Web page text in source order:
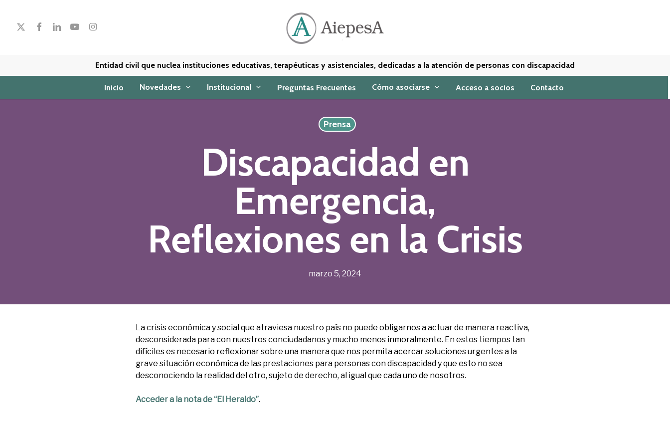
main
Entidad civil que nuclea instituciones educativas, terapéuticas y asistenciales, dedicadas a la atención de personas con discapacidad
x-
facebooklinkedinyoutubeinstagram
Inicio Novedades Institucional Preguntas Frecuentes Cómo asociarse Acceso a socios Contacto
Prensa
Discapacidad en
Emergencia,
Reflexiones en la Crisis
marzo 5, 2024
La crisis económica y social que atraviesa nuestro país no puede obligarnos a actuar de manera reactiva,
desconsiderada para con nuestros conciudadanos y mucho menos inmoralmente. En estos tiempos tan
difíciles es necesario reflexionar sobre una manera que nos permita acercar soluciones urgentes a la
grave situación económica de las prestaciones para personas con discapacidad y que esto no sea
desconociendo la realidad del otro, sujeto de derecho, al igual que cada uno de nosotros.
Acceder a la nota de “El Heraldo”.